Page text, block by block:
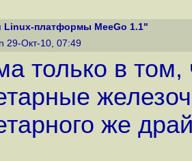
Linux-платформы MeeGo 1.1"
29-Окт-10, 07:49
только в
же